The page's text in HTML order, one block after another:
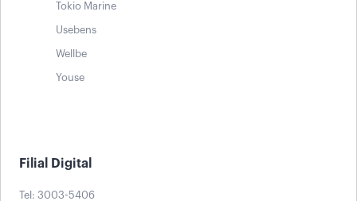
Tokio Marine
Usebens
Wellbe
Youse
Filial Digital
Tel: 3003-5406